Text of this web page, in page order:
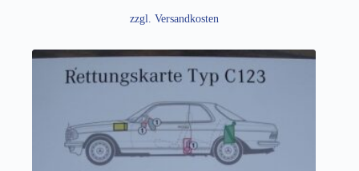
zzgl. Versandkosten